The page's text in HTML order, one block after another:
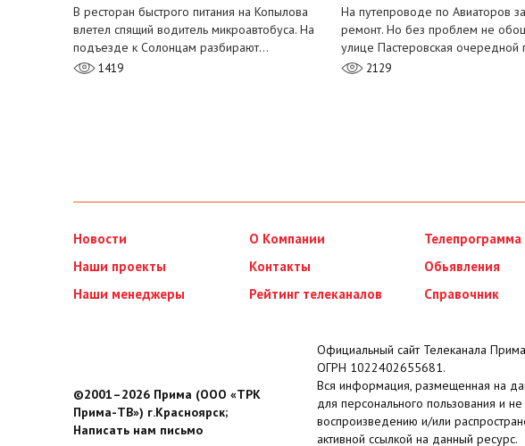
В ресторан быстрого питания на Копылова
влетел спящий водитель микроавтобуса. На
подъезде к Солонцам разбирают…
1419
На путепроводе по Авиаторов
ремонт. Но без проблем не
улице Пастеровская очередной
2129
Новости
Наши проекты
Наши менеджеры
О Компании
Контакты
Рейтинг телеканалов
Телепрограмма
Обьявления
Справочник
©2001–2026 Прима (ООО «ТРК
Прима-ТВ») г.Красноярск;
Написать нам письмо
Официальный сайт Телеканала
ОГРН 1022402655681.
Вся информация, размещенная на
для персонального пользования и
воспроизведению и/или
активной ссылкой на данный ресурс.